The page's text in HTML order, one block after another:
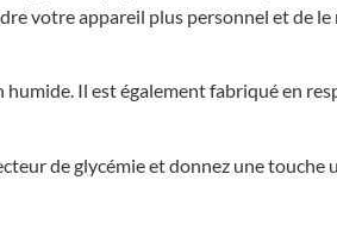
votre appareil plus personnel et de
Il est également fabriqué en
de glycémie et donnez une touche